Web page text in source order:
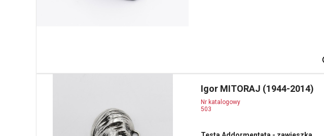
Igor MITORAJ (1944-2014)
Nr katalogowy
503